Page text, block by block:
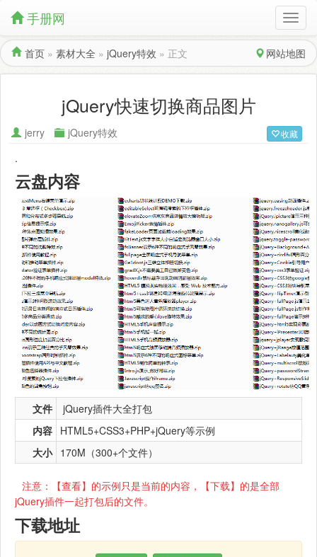
手册网
首页 » 素材大全 » jQuery特效 » 正文 网站地图
jQuery快速切换商品图片
jerry jQuery特效 收藏
.
云盘内容
文件
jQuery插件大全打包
内容 HTML5+CSS3+PHP+jQuery等示例
大小 170M（300+个文件）
注意：【查看】的示例只是当前的内容，【下载】的是全部
jQuery插件一起打包后的文件。
下载地址